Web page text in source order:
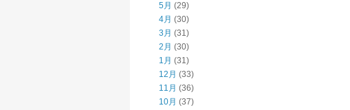
5月 (29)
4月 (30)
3月 (31)
2月 (30)
1月 (31)
12月 (33)
11月 (36)
10月 (37)